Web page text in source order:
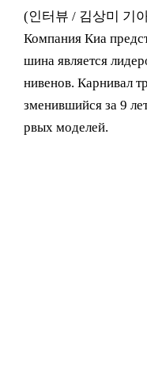
(인터뷰 / 김상미 기
Компания Киа
шина является
нивенов. Карнивал
зменившийся за 9
рвых моделей.